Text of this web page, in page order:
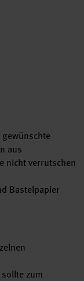
aus
nicht verrutschen
Bastelpapier
zum